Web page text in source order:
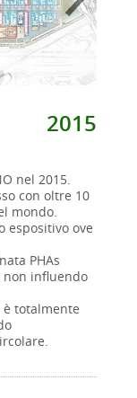
2015
nel 2015.
con oltre 10
mondo.
espositivo ove
PHAs
non influendo
totalmente